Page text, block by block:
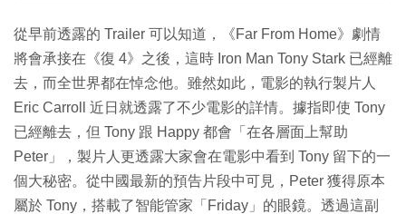
從早前透露的 Trailer 可以知道，《Far From Home》劇情
將會承接在《復 4》之後，這時 Iron Man Tony Stark 已經離
去，而全世界都在悼念他。雖然如此，電影的執行製片人
Eric Carroll 近日就透露了不少電影的詳情。據指即使 Tony
已經離去，但 Tony 跟 Happy 都會「在各層面上幫助
Peter」，製片人更透露大家會在電影中看到 Tony 留下的一
個大秘密。從中國最新的預告片段中可見，Peter 獲得原本
屬於 Tony，搭載了智能管家「Friday」的眼鏡。透過這副